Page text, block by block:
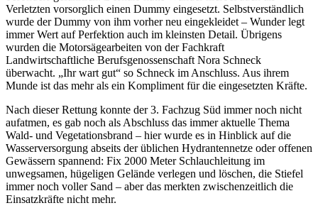
Verletzten vorsorglich einen Dummy eingesetzt. Selbstverständlich
wurde der Dummy von ihm vorher neu eingekleidet – Wunder legt
immer Wert auf Perfektion auch im kleinsten Detail. Übrigens
wurden die Motorsägearbeiten von der Fachkraft
Landwirtschaftliche Berufsgenossenschaft Nora Schneck
überwacht. „Ihr wart gut“ so Schneck im Anschluss. Aus ihrem
Munde ist das mehr als ein Kompliment für die eingesetzten Kräfte.
Nach dieser Rettung konnte der 3. Fachzug Süd immer noch nicht
aufatmen, es gab noch als Abschluss das immer aktuelle Thema
Wald- und Vegetationsbrand – hier wurde es in Hinblick auf die
Wasserversorgung abseits der üblichen Hydrantennetze oder offenen
Gewässern spannend: Fix 2000 Meter Schlauchleitung im
unwegsamen, hügeligen Gelände verlegen und löschen, die Stiefel
immer noch voller Sand – aber das merkten zwischenzeitlich die
Einsatzkräfte nicht mehr.